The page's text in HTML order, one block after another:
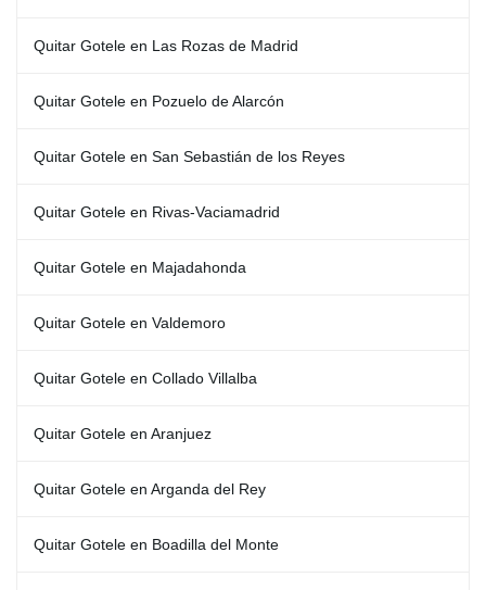
Quitar Gotele en Las Rozas de Madrid
Quitar Gotele en Pozuelo de Alarcón
Quitar Gotele en San Sebastián de los Reyes
Quitar Gotele en Rivas-Vaciamadrid
Quitar Gotele en Majadahonda
Quitar Gotele en Valdemoro
Quitar Gotele en Collado Villalba
Quitar Gotele en Aranjuez
Quitar Gotele en Arganda del Rey
Quitar Gotele en Boadilla del Monte